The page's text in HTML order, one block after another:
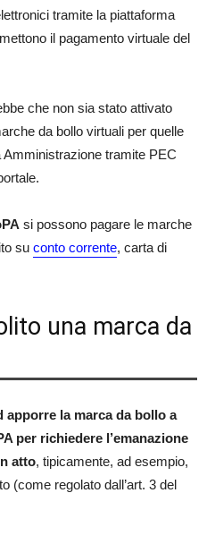
tramite la piattaforma
il pagamento virtuale del
che non sia stato attivato
da bollo virtuali per quelle
tramite PEC
si possono pagare le marche
su conto corrente, carta di
una marca da
apporre la marca da bollo a
per richiedere l’emanazione
atto, tipicamente, ad esempio,
(come regolato dall’art. 3 del